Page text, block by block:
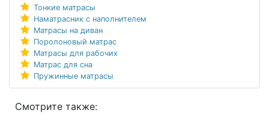
Тонкие матрасы
Наматрасник с наполнителем
Матрасы на диван
Поролоновый матрас
Матрасы для рабочих
Матрас для сна
Пружинные матрасы
Смотрите также: